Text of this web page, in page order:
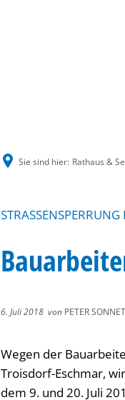
Sie sind hier: Rathaus &
6. Juli 2018 von PETER SONNET
Wegen der
Troisdorf-Eschmar,
dem 9. und 20. Juli